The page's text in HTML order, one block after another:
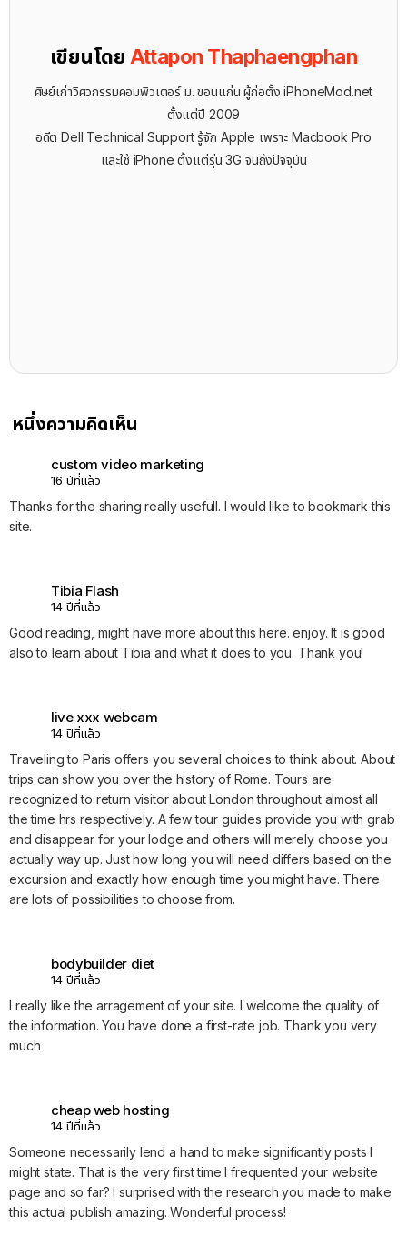
เขียนโดย Attapon Thaphaengphan
ศิษย์เก่าวิศวกรรมคอมพิวเตอร์ ม. ขอนแก่น ผู้ก่อตั้ง iPhoneMod.net
ตั้งแต่ปี 2009
อดีต Dell Technical Support รู้จัก ​Apple เพราะ Macbook Pro
และใช้ iPhone ตั้งแต่รุ่น 3G จนถึงปัจจุบัน
หนึ่งความคิดเห็น
custom video marketing
16 ปีที่แล้ว
Thanks for the sharing really usefull. I would like to bookmark this
site.
Tibia Flash
14 ปีที่แล้ว
Good reading, might have more about this here. enjoy. It is good
also to learn about Tibia and what it does to you. Thank you!
live xxx webcam
14 ปีที่แล้ว
Traveling to Paris offers you several choices to think about. About
trips can show you over the history of Rome. Tours are
recognized to return visitor about London throughout almost all
the time hrs respectively. A few tour guides provide you with grab
and disappear for your lodge and others will merely choose you
actually way up. Just how long you will need differs based on the
excursion and exactly how enough time you might have. There
are lots of possibilities to choose from.
bodybuilder diet
14 ปีที่แล้ว
I really like the arragement of your site. I welcome the quality of
the information. You have done a first-rate job. Thank you very
much
cheap web hosting
14 ปีที่แล้ว
Someone necessarily lend a hand to make significantly posts I
might state. That is the very first time I frequented your website
page and so far? I surprised with the research you made to make
this actual publish amazing. Wonderful process!